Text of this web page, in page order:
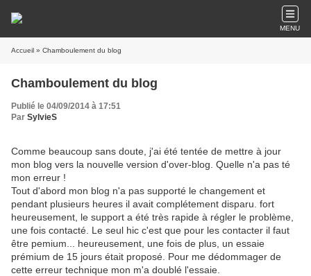
MENU
Accueil » Chamboulement du blog
Chamboulement du blog
Publié le 04/09/2014 à 17:51
Par SylvieS
Comme beaucoup sans doute, j'ai été tentée de mettre à jour
mon blog vers la nouvelle version d'over-blog. Quelle n'a pas té
mon erreur !
Tout d'abord mon blog n'a pas supporté le changement et
pendant plusieurs heures il avait complétement disparu. fort
heureusement, le support a été très rapide à régler le problème,
une fois contacté. Le seul hic c'est que pour les contacter il faut
être pemium... heureusement, une fois de plus, un essaie
prémium de 15 jours était proposé. Pour me dédommager de
cette erreur technique mon m'a doublé l'essaie.